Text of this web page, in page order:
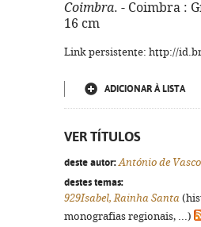
Coimbra. - Coimbra :
16 cm
Link persistente: http://
ADICIONAR À LISTA
VER TÍTULOS
deste autor: António de
destes temas:
929Isabel, Rainha Santa
monografias regionais, ...)